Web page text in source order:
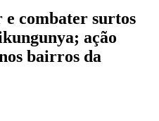
combater surtos
ação
bairros da